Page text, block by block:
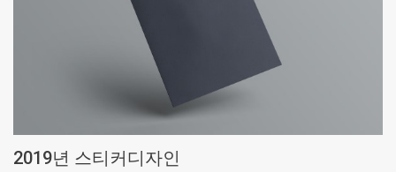
2019년 스티커디자인